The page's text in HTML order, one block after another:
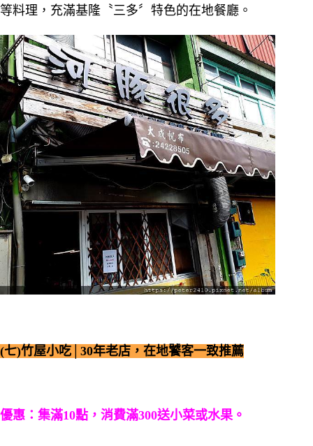
等料理，充滿基隆〝三多〞特色的在地餐廳。
(七)竹屋小吃│30年老店，在地饕客一致推薦
優惠：集滿10點，消費滿300送小菜或水果。